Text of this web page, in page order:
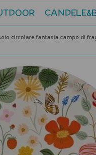
circolare fantasia campo di